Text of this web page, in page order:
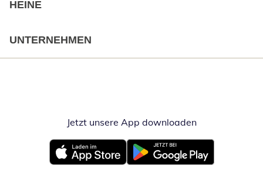
HEINE
UNTERNEHMEN
Jetzt unsere App downloadenÖffnet in
Öffnet in neuem FensterÖffnet in neuem Fenster